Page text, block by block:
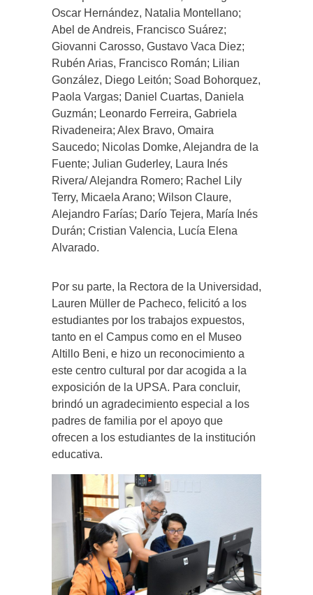
Oscar Hernández, Natalia Montellano;
Abel de Andreis, Francisco Suárez;
Giovanni Carosso, Gustavo Vaca Diez;
Rubén Arias, Francisco Román; Lilian
González, Diego Leitón; Soad Bohorquez,
Paola Vargas; Daniel Cuartas, Daniela
Guzmán; Leonardo Ferreira, Gabriela
Rivadeneira; Alex Bravo, Omaira
Saucedo; Nicolas Domke, Alejandra de la
Fuente; Julian Guderley, Laura Inés
Rivera/ Alejandra Romero; Rachel Lily
Terry, Micaela Arano; Wilson Claure,
Alejandro Farías; Darío Tejera, María Inés
Durán; Cristian Valencia, Lucía Elena
Alvarado.
Por su parte, la Rectora de la Universidad,
Lauren Müller de Pacheco, felicitó a los
estudiantes por los trabajos expuestos,
tanto en el Campus como en el Museo
Altillo Beni, e hizo un reconocimiento a
este centro cultural por dar acogida a la
exposición de la UPSA. Para concluir,
brindó un agradecimiento especial a los
padres de familia por el apoyo que
ofrecen a los estudiantes de la institución
educativa.